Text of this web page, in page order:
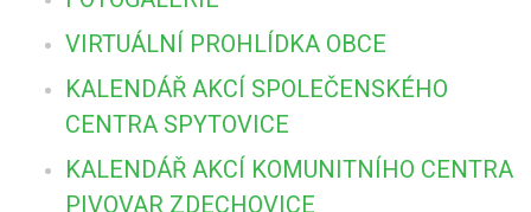
VIRTUÁLNÍ PROHLÍDKA OBCE
KALENDÁŘ AKCÍ SPOLEČENSKÉHO
CENTRA SPYTOVICE
KALENDÁŘ AKCÍ KOMUNITNÍHO CENTRA
PIVOVAR ZDECHOVICE